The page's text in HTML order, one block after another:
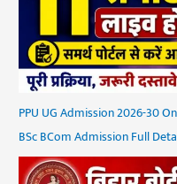
PPU UG Admission 2026-30
BSc BCom Admission Full